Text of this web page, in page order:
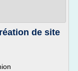
de site